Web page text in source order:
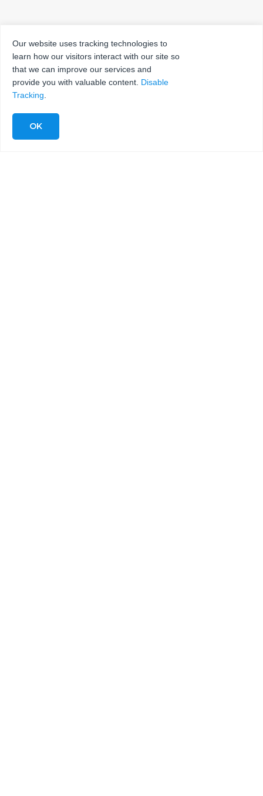
Our website uses tracking technologies to
learn how our visitors interact with our site so
that we can improve our services and
provide you with valuable content. Disable
Tracking